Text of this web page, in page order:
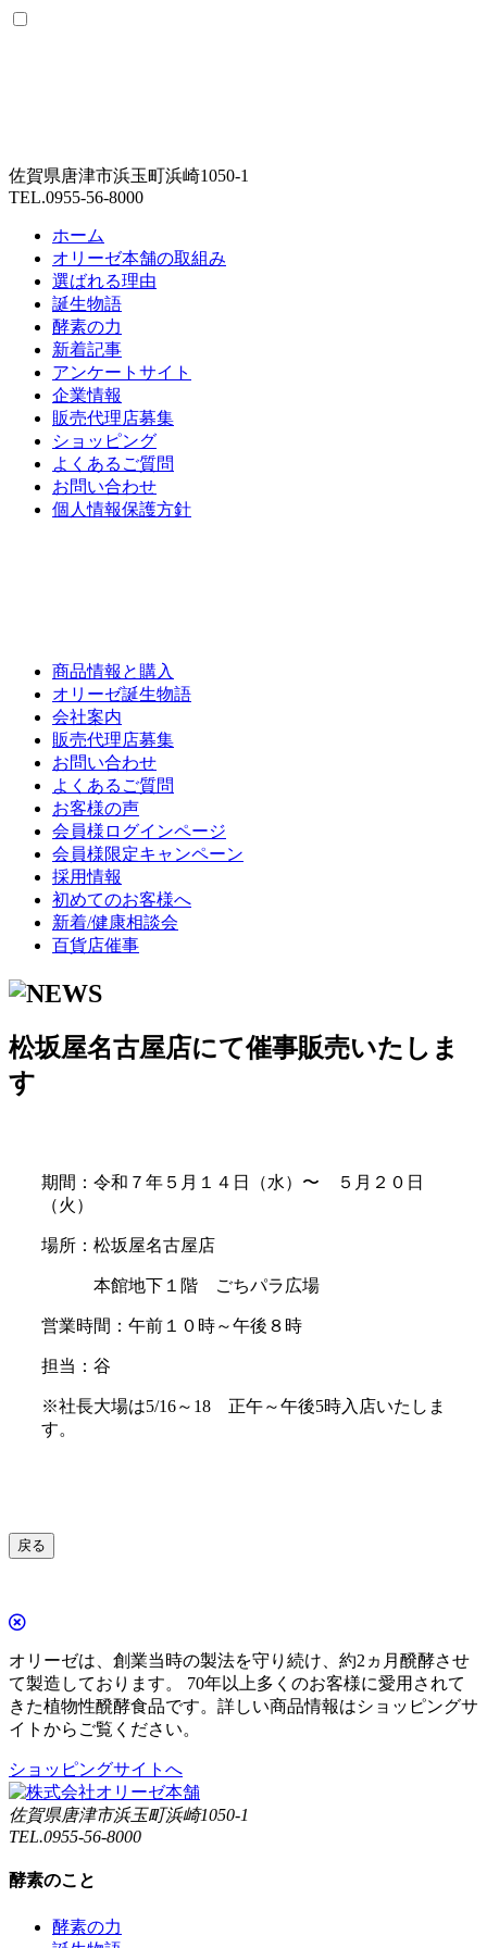
佐賀県唐津市浜玉町浜崎1050-1
TEL.0955-56-8000
ホーム
オリーゼ本舗の取組み
選ばれる理由
誕生物語
酵素の力
新着記事
アンケートサイト
企業情報
販売代理店募集
ショッピング
よくあるご質問
お問い合わせ
個人情報保護方針
商品情報と購入
オリーゼ誕生物語
会社案内
販売代理店募集
お問い合わせ
よくあるご質問
お客様の声
会員様ログインページ
会員様限定キャンペーン
採用情報
初めてのお客様へ
新着/健康相談会
百貨店催事
松坂屋名古屋店にて催事販売いたしま
す
期間：令和７年５月１４日（水）〜 ５月２０日
（火）
場所：松坂屋名古屋店
本館地下１階 ごちパラ広場
営業時間：午前１０時～午後８時
担当：谷
※社長大場は5/16～18 正午～午後5時入店いたしま
す。
戻る
オリーゼは、創業当時の製法を守り続け、約2ヵ月醗酵させ
て製造しております。 70年以上多くのお客様に愛用されて
きた植物性醗酵食品です。詳しい商品情報はショッピングサ
イトからご覧ください。
ショッピングサイトへ
佐賀県唐津市浜玉町浜崎1050-1
TEL.0955-56-8000
酵素のこと
酵素の力